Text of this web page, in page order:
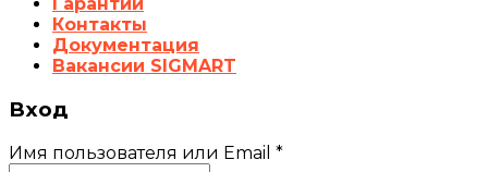
Контакты
Документация
Вакансии SIGMART
Вход
Имя пользователя или Email *